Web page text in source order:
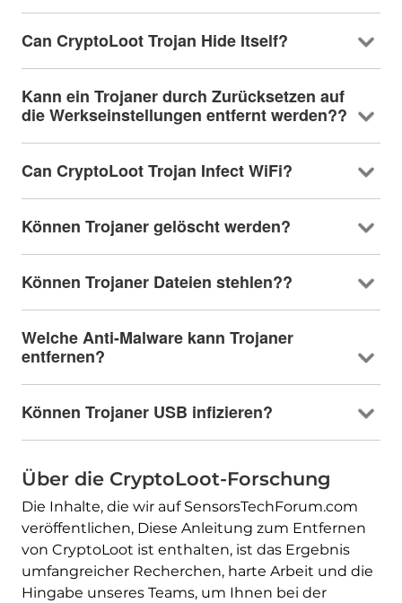
Can CryptoLoot Trojan Hide Itself?
Kann ein Trojaner durch Zurücksetzen auf
die Werkseinstellungen entfernt werden??
Can CryptoLoot Trojan Infect WiFi?
Können Trojaner gelöscht werden?
Können Trojaner Dateien stehlen??
Welche Anti-Malware kann Trojaner
entfernen?
Können Trojaner USB infizieren?
Über die CryptoLoot-Forschung
Die Inhalte, die wir auf SensorsTechForum.com
veröffentlichen, Diese Anleitung zum Entfernen
von CryptoLoot ist enthalten, ist das Ergebnis
umfangreicher Recherchen, harte Arbeit und die
Hingabe unseres Teams, um Ihnen bei der